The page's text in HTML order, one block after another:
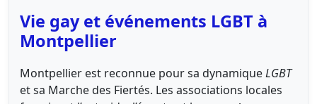
Vie gay et événements LGBT à
Montpellier
Montpellier est reconnue pour sa dynamiqueLGBT
et sa Marche des Fiertés. Les associations locales